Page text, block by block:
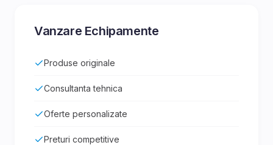
Vanzare Echipamente
Produse originale
Consultanta tehnica
Oferte personalizate
Preturi competitive